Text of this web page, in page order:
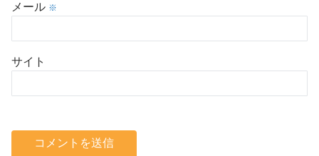
メール ※
サイト